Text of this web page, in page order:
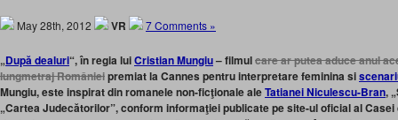
May 28th, 2012 VR 7 Comments »
„După dealuri“, în regia luiCristian Mungiu– filmulcare ar putea aduce anul
lungmetraj Românieipremiat la Cannes pentru interpretare feminina si
Mungiu, este inspirat din romanele non-ficţionale aleTatianei Niculescu-Bran,
„Cartea Judecătorilor”, conform informaţiei publicate pe site-ul oficial al